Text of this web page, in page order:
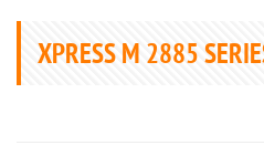
XPRESS M 2885